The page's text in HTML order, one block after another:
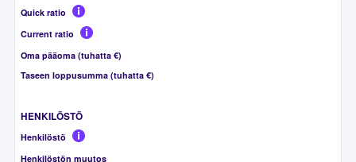
Quick ratio
Current ratio
Oma pääoma (tuhatta €)
Taseen loppusumma (tuhatta €)
HENKILÖSTÖ
Henkilöstö
Henkilöstön muutos